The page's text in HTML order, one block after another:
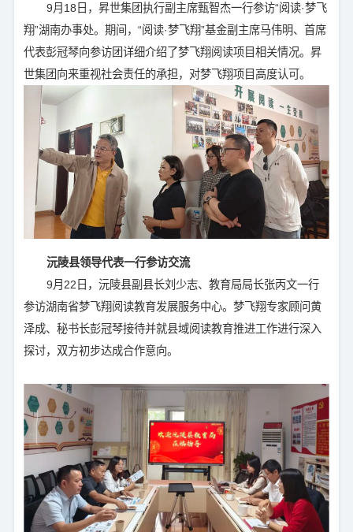
9月18日，昇世集团执行副主席甄智杰一行参访“阅读·梦飞
翔”湖南办事处。期间，“阅读·梦飞翔”基金副主席马伟明、首席
代表彭冠琴向参访团详细介绍了梦飞翔阅读项目相关情况。昇
世集团向来重视社会责任的承担，对梦飞翔项目高度认可。
沅陵县领导代表一行参访交流
9月22日，沅陵县副县长刘少志、教育局局长张丙文一行
参访湖南省梦飞翔阅读教育发展服务中心。梦飞翔专家顾问黄
泽成、秘书长彭冠琴接待并就县域阅读教育推进工作进行深入
探讨，双方初步达成合作意向。